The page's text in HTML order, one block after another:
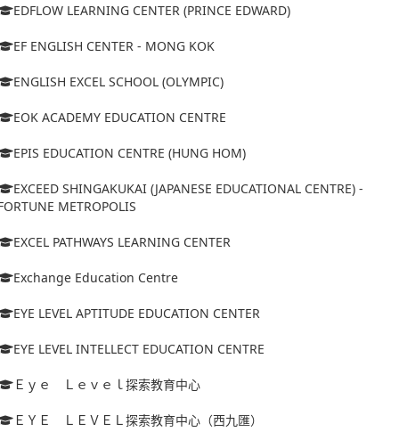
EDFLOW LEARNING CENTER (PRINCE EDWARD)
EF ENGLISH CENTER - MONG KOK
ENGLISH EXCEL SCHOOL (OLYMPIC)
EOK ACADEMY EDUCATION CENTRE
EPIS EDUCATION CENTRE (HUNG HOM)
EXCEED SHINGAKUKAI (JAPANESE EDUCATIONAL CENTRE) -
METROPOLIS
EXCEL PATHWAYS LEARNING CENTER
Exchange Education Centre
EYE LEVEL APTITUDE EDUCATION CENTER
EYE LEVEL INTELLECT EDUCATION CENTRE
Ｅｙｅ Ｌｅｖｅｌ探索教育中心
ＥＹＥ ＬＥＶＥＬ探索教育中心（西九匯）